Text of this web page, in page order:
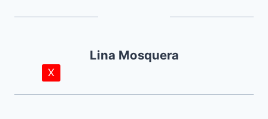
Lina Mosquera
X